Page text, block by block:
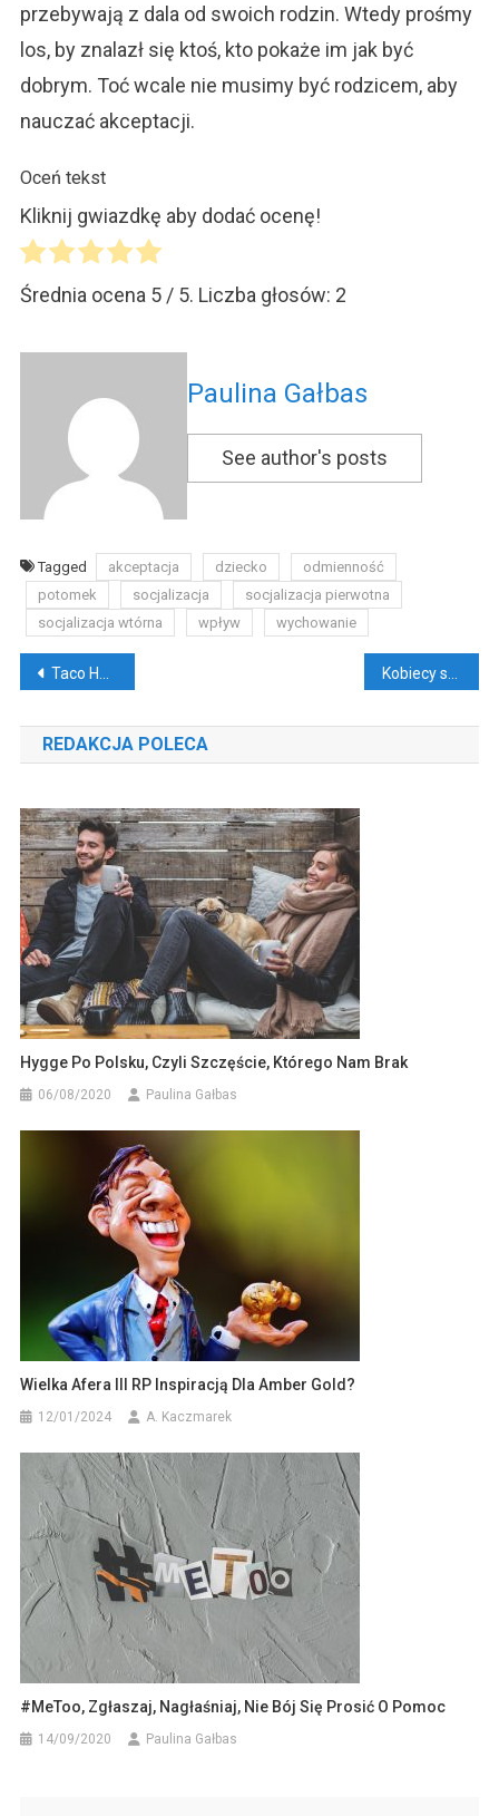
przebywają z dala od swoich rodzin. Wtedy prośmy
los, by znalazł się ktoś, kto pokaże im jak być
dobrym. Toć wcale nie musimy być rodzicem, aby
nauczać akceptacji.
Oceń tekst
Kliknij gwiazdkę aby dodać ocenę!
Średnia ocena 5/ 5. Liczba głosów: 2
Paulina Gałbas
See author's posts
Tagged akceptacja dziecko
odmienność
potomek
socjalizacja
socjalizacja pierwotna
socjalizacja wtórna
wpływ wychowanie
Nawigacja
wpisu
Taco Hemingway i jego zamiłowanie do piłki nożnej
REDAKCJA POLECA
Hygge Po Polsku, Czyli Szczęście, Którego Nam Brak
06/08/2020 Paulina Gałbas
Wielka Afera III RP Inspiracją Dla Amber Gold?
12/01/2024 A. Kaczmarek
#MeToo, Zgłaszaj, Nagłaśniaj, Nie Bój Się Prosić O Pomoc
14/09/2020 Paulina Gałbas